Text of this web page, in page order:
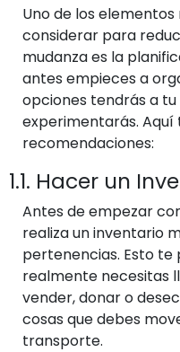
Uno de los
considerar para
mudanza es la
antes empieces a
opciones tendrás a
experimentarás.
recomendaciones:
1.1. Hacer un
Antes de empezar
realiza un inventario
pertenencias. Esto
realmente necesitas
vender, donar o
cosas que debes
transporte.